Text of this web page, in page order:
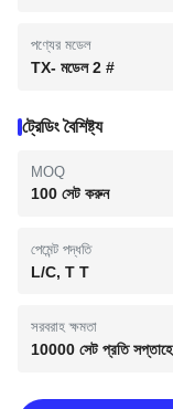
পণ্যের মডেল
TX- মডেল 2 #
ট্রেডিং বৈশিষ্ট্য
MOQ
100 সেট করুন
পেমেন্ট পদ্ধতি
L/C, T T
সরবরাহ ক্ষমতা
10000 সেট প্রতি সপ্তাহে